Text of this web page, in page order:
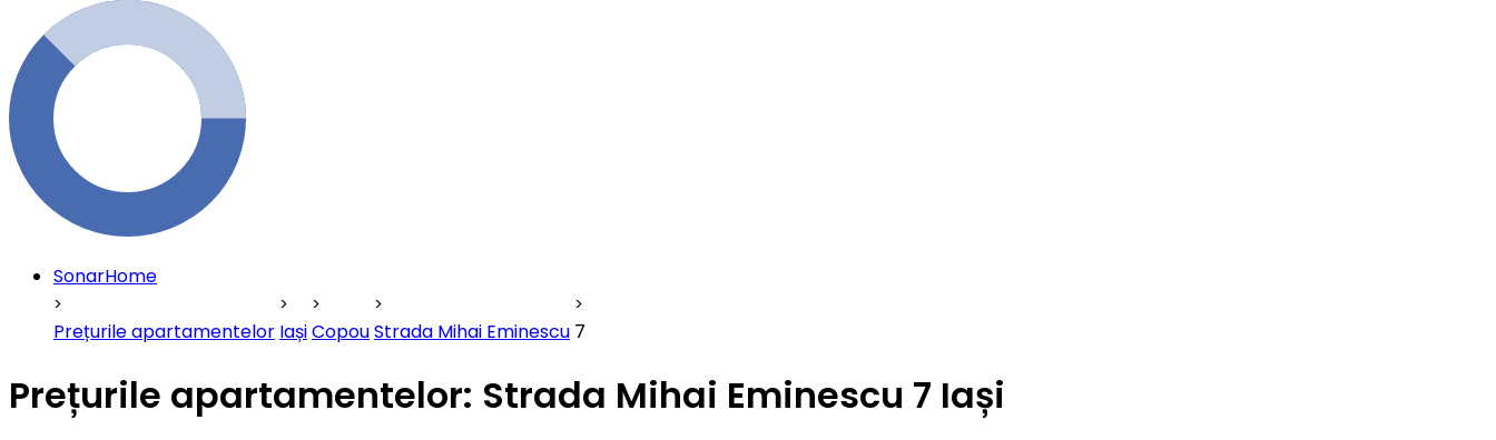
SonarHome
Prețurile apartamentelor IașiCopouStrada Mihai Eminescu 7
Prețurile apartamentelor: Strada Mihai Eminescu 7 Iași